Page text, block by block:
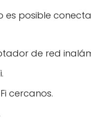
es posible
de red
cercanos.